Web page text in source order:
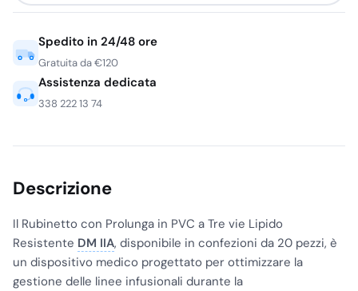
Spedito in 24/48 ore
Gratuita da €120
Assistenza dedicata
338 222 13 74
Descrizione
Il Rubinetto con Prolunga in PVC a Tre vie Lipido
Resistente DM IIA, disponibile in confezioni da 20 pezzi, è
un dispositivo medico progettato per ottimizzare la
gestione delle linee infusionali durante la